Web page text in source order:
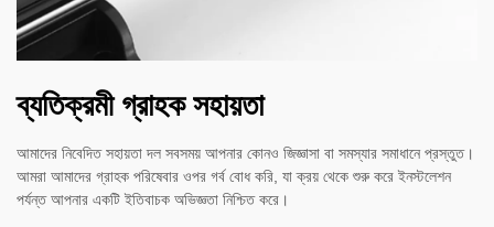
ব্যতিক্রমী গ্রাহক সহায়তা
আমাদের নিবেদিত সহায়তা দল সবসময় আপনার কোনও জিজ্ঞাসা বা সমস্যার সমাধানে প্রস্তুত।
আমরা আমাদের গ্রাহক পরিষেবার ওপর গর্ব বোধ করি, যা ক্রয় থেকে শুরু করে ইনস্টলেশন
পর্যন্ত আপনার একটি ইতিবাচক অভিজ্ঞতা নিশ্চিত করে।